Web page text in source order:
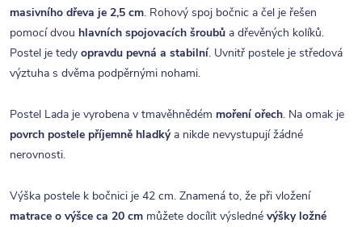
masivního dřeva je 2,5 cm. Rohový spoj bočnic a čel je řešen
pomocí dvou hlavních spojovacích šroubů a dřevěných kolíků.
Postel je tedy opravdu pevná a stabilní. Uvnitř postele je středová
výztuha s dvěma podpěrnými nohami.
Postel Lada je vyrobena v tmavěhnědém moření ořech. Na omak je
povrch postele příjemně hladkýa nikde nevystupují žádné
nerovnosti.
Výška postele k bočnici je 42 cm. Znamená to, že při vložení
matrace o výšce ca 20 cm můžete docílit výsledné výšky ložné